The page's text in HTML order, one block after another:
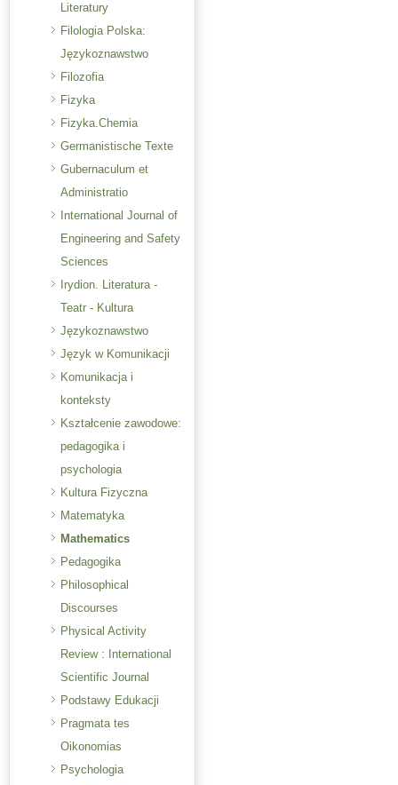
Literatury
Filologia Polska:
Językoznawstwo
Filozofia
Fizyka
Fizyka.Chemia
Germanistische Texte
Gubernaculum et
Administratio
International Journal of
Engineering and Safety
Sciences
Irydion. Literatura -
Teatr - Kultura
Językoznawstwo
Język w Komunikacji
Komunikacja i
konteksty
Kształcenie zawodowe:
pedagogika i
psychologia
Kultura Fizyczna
Matematyka
Mathematics
Pedagogika
Philosophical
Discourses
Physical Activity
Review : International
Scientific Journal
Podstawy Edukacji
Pragmata tes
Oikonomias
Psychologia